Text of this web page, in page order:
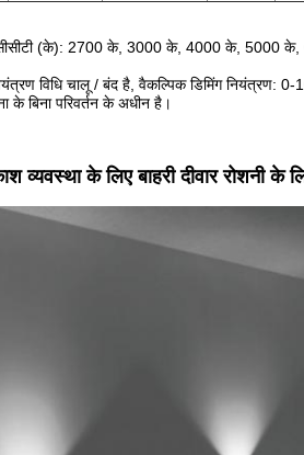
(के): 2700 के, 3000 के, 4000 के, 5000 के,
विधि चालू / बंद है, वैकल्पिक डिमिंग
के बिना परिवर्तन के अधीन है।
व्यवस्था के लिए बाहरी दीवार रोशनी के